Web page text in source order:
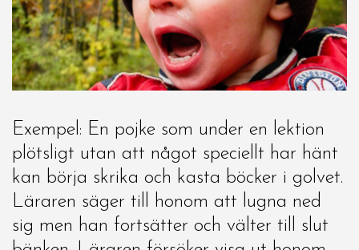
Exempel: En pojke som under en lektion
plötsligt utan att något speciellt har hänt
kan börja skrika och kasta böcker i golvet.
Läraren säger till honom att lugna ned
sig men han fortsätter och välter till slut